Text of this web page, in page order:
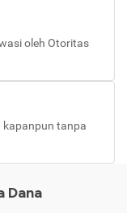
oleh Otoritas
kapanpun tanpa
Dana